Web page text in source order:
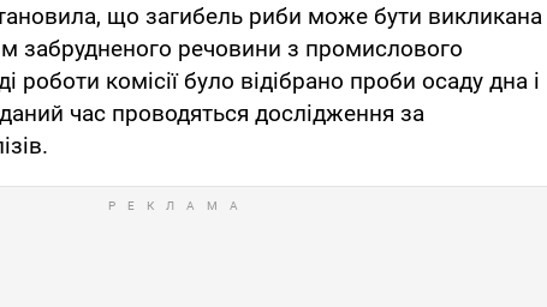
що загибель риби може бути викликана
забрудненого речовини з промислового
роботи комісії було відібрано проби осаду дна і
час проводяться дослідження за